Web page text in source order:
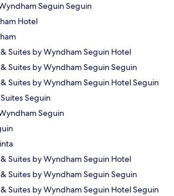
Seguin Seguin
Hotel
Suites by Wyndham Seguin Hotel
Suites by Wyndham Seguin Seguin
Suites by Wyndham Seguin Hotel Seguin
Seguin
Seguin
Suites by Wyndham Seguin Hotel
Suites by Wyndham Seguin Seguin
Suites by Wyndham Seguin Hotel Seguin